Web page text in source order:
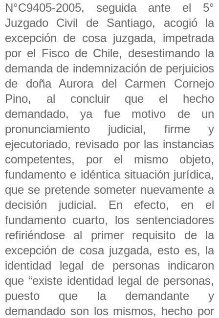
N°C9405-2005, seguida ante el 5°
Juzgado Civil de Santiago, acogió la
excepción de cosa juzgada, impetrada
por el Fisco de Chile, desestimando la
demanda de indemnización de perjuicios
de doña Aurora del Carmen Cornejo
Pino, al concluir que el hecho
demandado, ya fue motivo de un
pronunciamiento judicial, firme y
ejecutoriado, revisado por las instancias
competentes, por el mismo objeto,
fundamento e idéntica situación jurídica,
que se pretende someter nuevamente a
decisión judicial. En efecto, en el
fundamento cuarto, los sentenciadores
refiriéndose al primer requisito de la
excepción de cosa juzgada, esto es, la
identidad legal de personas indicaron
que “existe identidad legal de personas,
puesto que la demandante y
demandado son los mismos, hecho por